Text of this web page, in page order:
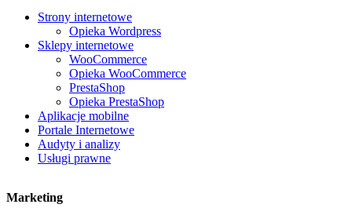
Strony internetowe
Opieka Wordpress
Sklepy internetowe
WooCommerce
Opieka WooCommerce
PrestaShop
Opieka PrestaShop
Aplikacje mobilne
Portale Internetowe
Audyty i analizy
Usługi prawne
Marketing